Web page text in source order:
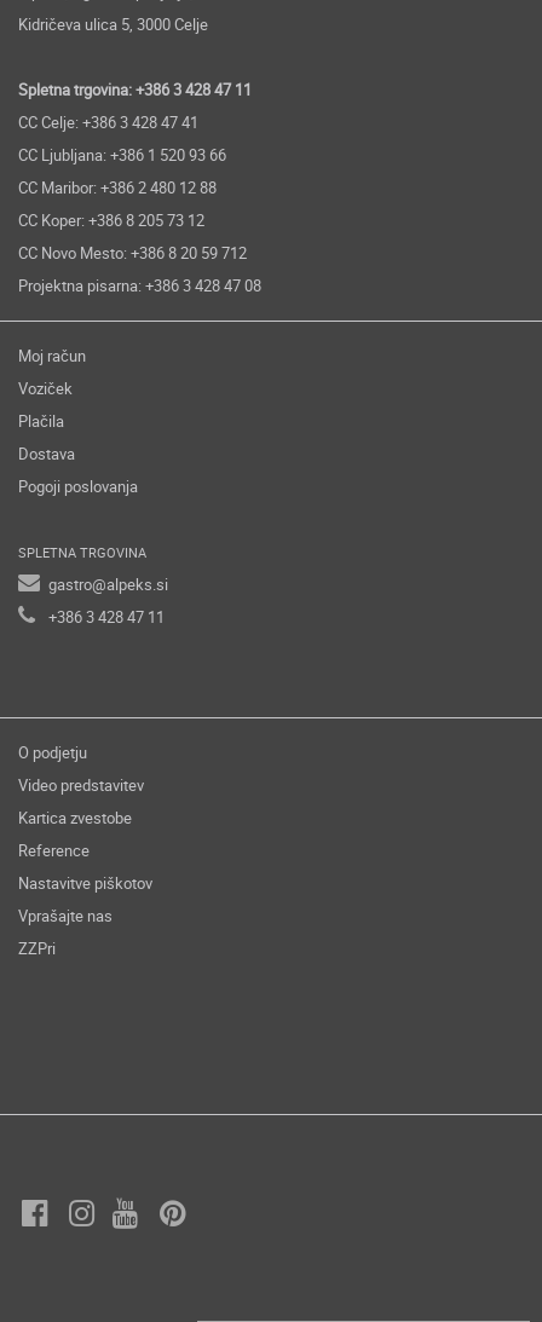
Kidričeva ulica 5, 3000 Celje
Spletna trgovina: +386 3 428 47 11
CC Celje: +386 3 428 47 41
CC Ljubljana: +386 1 520 93 66
CC Maribor: +386 2 480 12 88
CC Koper: +386 8 205 73 12
CC Novo Mesto: +386 8 20 59 712
Projektna pisarna: +386 3 428 47 08
Moj račun
Voziček
Plačila
Dostava
Pogoji poslovanja
SPLETNA TRGOVINA
gastro@alpeks.si
+386 3 428 47 11
O podjetju
Video predstavitev
Kartica zvestobe
Reference
Nastavitve piškotov
Vprašajte nas
ZZPri